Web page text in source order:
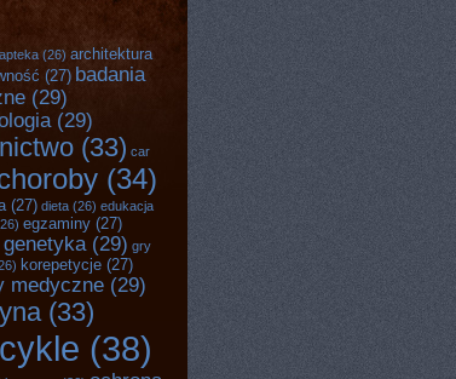
apteka (26) architektura
(27) badania
(29)
(29)
(33) car
(34)
(27) dieta (26) edukacja
egzaminy (27)
genetyka (29) gry
korepetycje (27)
medyczne (29)
(33)
(38)